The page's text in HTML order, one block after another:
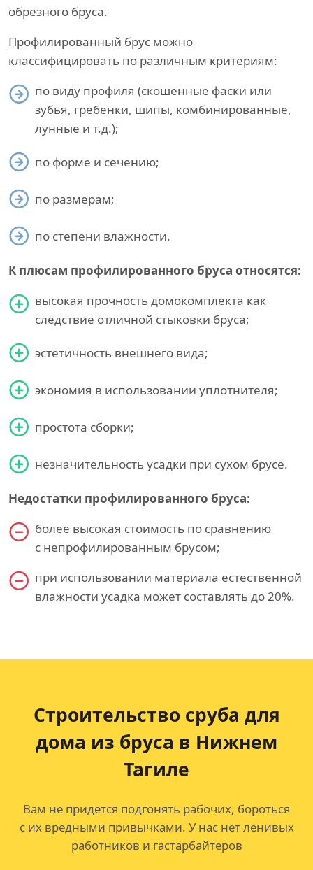
обрезного бруса.
Профилированный брус можно
классифицировать по различным критериям:
по виду профиля (скошенные фаски или
зубья, гребенки, шипы, комбинированные,
лунные и т.д.);
по форме и сечению;
по размерам;
по степени влажности.
К плюсам профилированного бруса относятся:
высокая прочность домокомплекта как
следствие отличной стыковки бруса;
эстетичность внешнего вида;
экономия в использовании уплотнителя;
простота сборки;
незначительность усадки при сухом брусе.
Недостатки профилированного бруса:
более высокая стоимость по сравнению
с непрофилированным брусом;
при использовании материала естественной
влажности усадка может составлять до 20%.
Строительство сруба для
дома из бруса в Нижнем
Тагиле
Вам не придется подгонять рабочих, бороться
с их вредными привычками. У нас нет ленивых
работников и гастарбайтеров